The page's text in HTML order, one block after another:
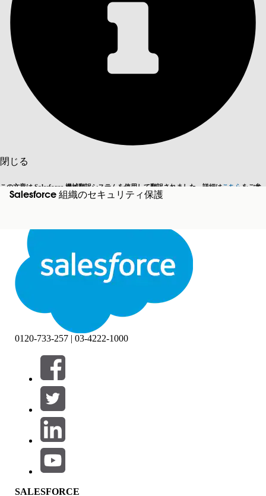
閉じる
この文章は Salesforce 機械翻訳システムを使用して翻訳されました。詳細はこちら をご参
照ください。
英語に切り替える 今はしません
閉じる 閉じる
Salesforce 組織のセキュリティ保護
絞り込み条件 (0)
絞り込み条件を選択
製品エリア
機能の影響
0120-733-257 | 03-4222-1000
SALESFORCE